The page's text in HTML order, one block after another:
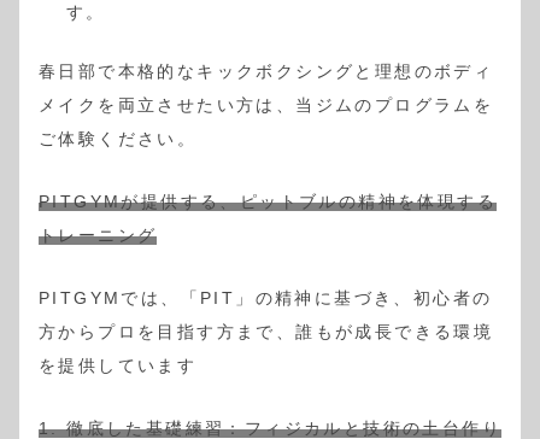
す。
春日部で本格的なキックボクシングと理想のボディ
メイクを両立させたい方は、当ジムのプログラムを
ご体験ください。
PITGYMが提供する、ピットブルの精神を体現する
トレーニング
PITGYMでは、「PIT」の精神に基づき、初心者の
方からプロを目指す方まで、誰もが成長できる環境
を提供しています
1. 徹底した基礎練習：フィジカルと技術の土台作り